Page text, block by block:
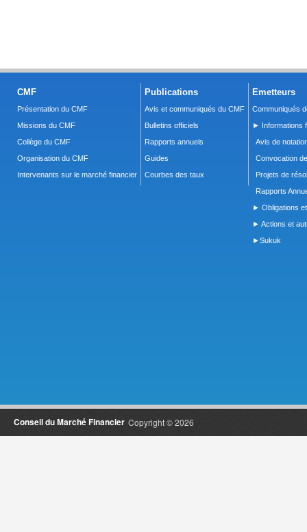
CMF
Présentation du CMF
Missions du CMF
Collège du CMF
Organisation du CMF
Intervenants sur le marché financier
Publications
Avis et communiqués du CMF
Bulletins officiels
Rapports annuels
Guides
Courbes des taux
Emetteurs
Communiqués
► Informations
Avis de
Convocation
Projets de
Rapports
► Obligations
► Actions et
►Sukuk
Copyright © 2026
Conseil du Marché Financier